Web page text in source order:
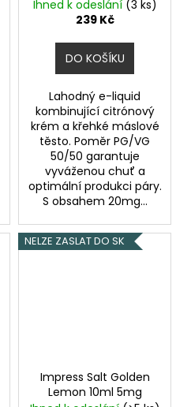
Ihned k odeslání (3 ks)
239 Kč
DO KOŠÍKU
Lahodný e-liquid
kombinující citrónový
krém a křehké máslové
těsto. Poměr PG/VG
50/50 garantuje
vyváženou chuť a
optimální produkci páry.
S obsahem 20mg...
NELZE ZASLAT DO SK
Impress Salt Golden
Lemon 10ml 5mg